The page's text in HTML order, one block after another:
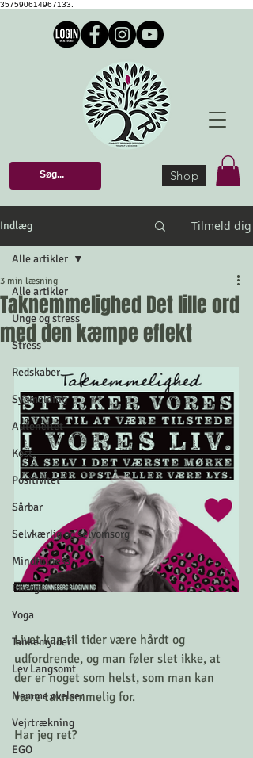
357590614967133.
Shop
Indlæg Tilmeld dig
Alle artikler
Unge og stress
Stress
Redskaber
Sygmelding
Autencitet
Kost
Positivitet
Sårbar
Selvkærlig og selvomsorg
Mindfulness
Energi
Yoga
Tankemylder
Lev Langsomt
Nemme øvelser
Vejrtrækning
EGO
Alle artikler
Taknemmelighed Det lille ord
med den kæmpe effekt
3 min læsning
Livet kan til tider være hårdt og
udfordrende, og man føler slet ikke, at
der er noget som helst, som man kan
være taknemmelig for.
Har jeg ret?